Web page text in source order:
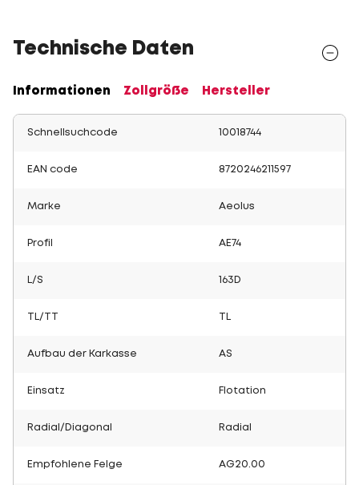
Technische Daten
Informationen Zollgröße Hersteller
Schnellsuchcode 10018744
EAN code 8720246211597
Marke Aeolus
Profil AE74
L/S 163D
TL/TT
Aufbau der Karkasse AS
Einsatz Flotation
Radial/Diagonal Radial
Empfohlene Felge AG20.00